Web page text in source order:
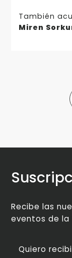
También
Miren
Recibe las
eventos de la
Quiero